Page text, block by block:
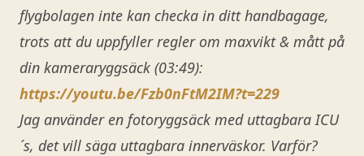
flygbolagen inte kan checka in ditt handbagage,
trots att du uppfyller regler om maxvikt & mått på
din kameraryggsäck (03:49):
https://youtu.be/Fzb0nFtM2IM?t=229
Jag använder en fotoryggsäck med uttagbara ICU
´s, det vill säga uttagbara innerväskor. Varför?